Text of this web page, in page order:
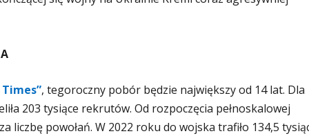
, tegoroczny pobór będzie największy od 14 lat. Dla
203 tysiące rekrutów. Od rozpoczęcia pełnoskalowej
liczbę powołań. W 2022 roku do wojska trafiło 134,5